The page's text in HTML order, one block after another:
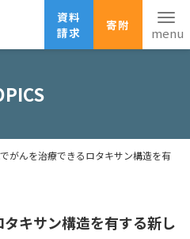
資料
請求
寄附
寄附
広報刊行物
一般の方 企業・研究者の方
がんを治療できるロタキサン構造を有
キサン構造を有する新し